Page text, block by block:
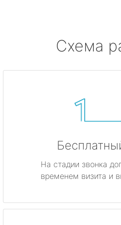
Схема
На стадии звонка
временем визита и